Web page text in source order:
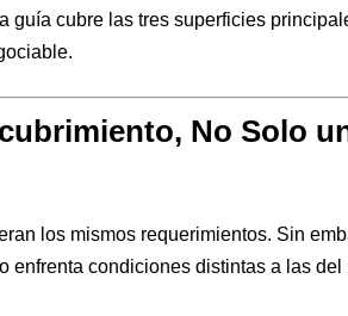
guía cubre las tres superficies
No Solo
los mismos requerimientos. Sin
condiciones distintas a las del